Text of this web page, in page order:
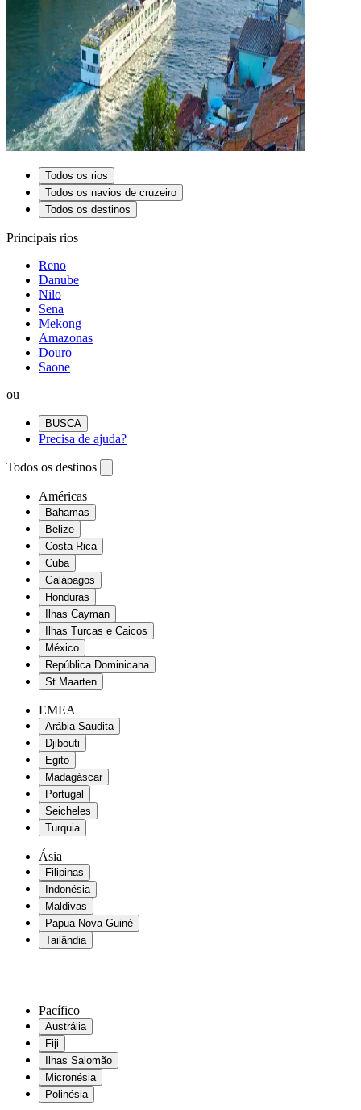
Todos os rios
Todos os navios de cruzeiro
Todos os destinos
Principais rios
Reno
Danube
Nilo
Sena
Mekong
Amazonas
Douro
Saone
ou
BUSCA
Precisa de ajuda?
Todos os destinos
Américas
Bahamas
Belize
Costa Rica
Cuba
Galápagos
Honduras
Ilhas Cayman
Ilhas Turcas e Caicos
México
República Dominicana
St Maarten
EMEA
Arábia Saudita
Djibouti
Egito
Madagáscar
Portugal
Seicheles
Turquia
Ásia
Filipinas
Indonésia
Maldivas
Papua Nova Guiné
Tailândia
Pacífico
Austrália
Fiji
Ilhas Salomão
Micronésia
Polinésia